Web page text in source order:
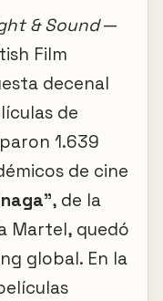
& Sound—
Film
decenal
de
1.639
de cine
, de la
Martel, quedó
global. En la